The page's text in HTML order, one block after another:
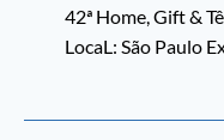
42ª Home, Gift &
LocaL: São Paulo